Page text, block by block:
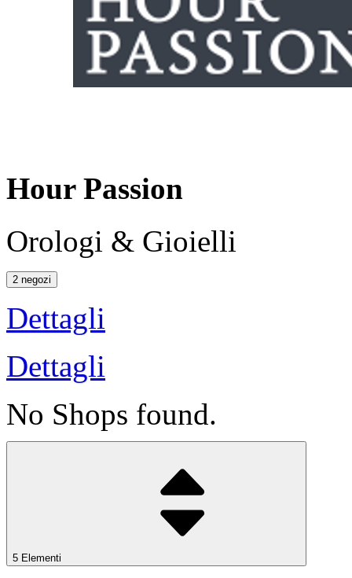
Hour Passion
Orologi & Gioielli
2 negozi
Dettagli
Dettagli
No Shops found.
5 Elementi